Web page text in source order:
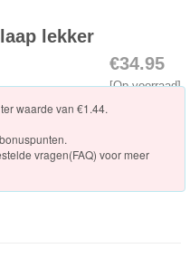
€34.95
[Op voorraad]
lekker
waarde van €1.44.
vragen(FAQ) voor meer